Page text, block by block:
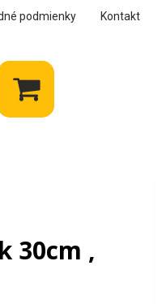
podmienky Kontakt
30cm ,